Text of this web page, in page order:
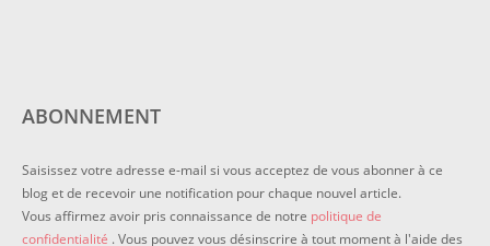
ABONNEMENT
Saisissez votre adresse e-mail si vous acceptez de vous abonner à ce
blog et de recevoir une notification pour chaque nouvel article.
Vous affirmez avoir pris connaissance de notre politique de
confidentialité . Vous pouvez vous désinscrire à tout moment à l'aide des